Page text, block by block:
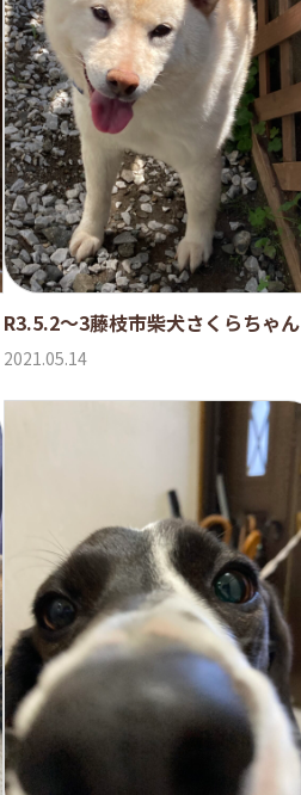
R3.5.2〜3藤枝市柴犬さくらちゃん
2021.05.14